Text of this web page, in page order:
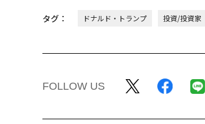
タグ： ドナルド・トランプ 投資/投資家
FOLLOW US